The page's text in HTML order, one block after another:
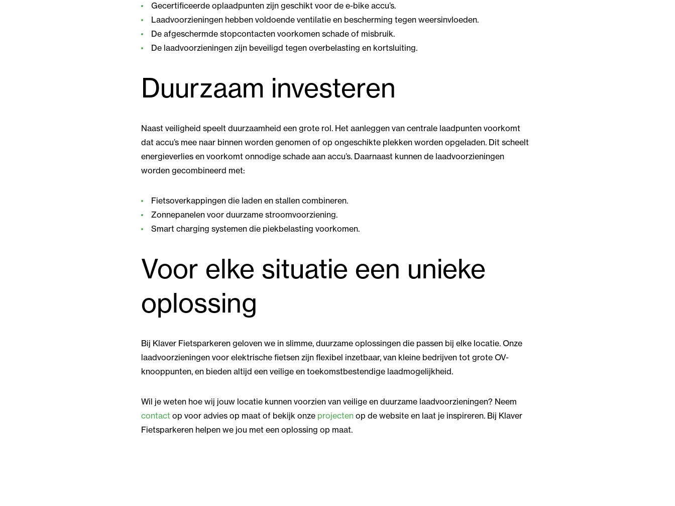
Gecertificeerde oplaadpunten zijn geschikt voor de e-bike accu’s.
Laadvoorzieningen hebben voldoende ventilatie en bescherming tegen weersinvloeden.
De afgeschermde stopcontacten voorkomen schade of misbruik.
De laadvoorzieningen zijn beveiligd tegen overbelasting en kortsluiting.
Duurzaam investeren
Naast veiligheid speelt duurzaamheid een grote rol. Het aanleggen van centrale laadpunten voorkomt
dat accu’s mee naar binnen worden genomen of op ongeschikte plekken worden opgeladen. Dit scheelt
energieverlies en voorkomt onnodige schade aan accu’s. Daarnaast kunnen de laadvoorzieningen
worden gecombineerd met:
Fietsoverkappingen die laden en stallen combineren.
Zonnepanelen voor duurzame stroomvoorziening.
Smart charging systemen die piekbelasting voorkomen.
Voor elke situatie een unieke
oplossing
Bij Klaver Fietsparkeren geloven we in slimme, duurzame oplossingen die passen bij elke locatie. Onze
laadvoorzieningen voor elektrische fietsen zijn flexibel inzetbaar, van kleine bedrijven tot grote OV-
knooppunten, en bieden altijd een veilige en toekomstbestendige laadmogelijkheid.
Wil je weten hoe wij jouw locatie kunnen voorzien van veilige en duurzame laadvoorzieningen? Neem
contact op voor advies op maat of bekijk onze projectenop de website en laat je inspireren. Bij Klaver
Fietsparkeren helpen we jou met een oplossing op maat.